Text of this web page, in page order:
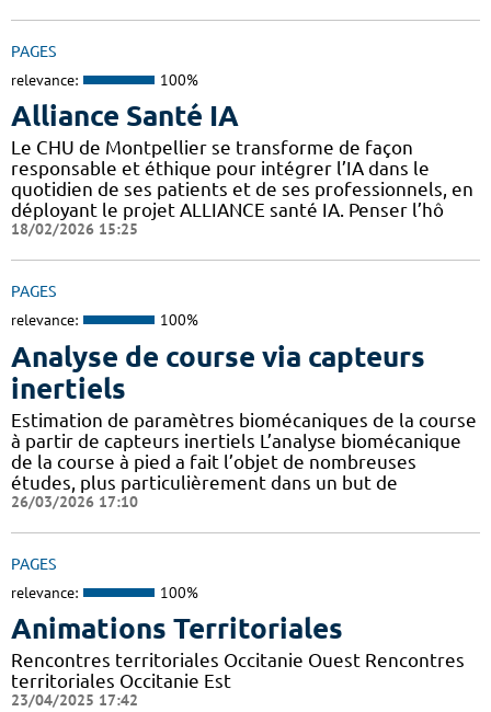
PAGES
relevance: 100%
Alliance Santé IA
Le CHU de Montpellier se transforme de façon
responsable et éthique pour intégrer l’IA dans le
quotidien de ses patients et de ses professionnels, en
déployant le projet ALLIANCE santé IA. Penser l’hô
18/02/2026 15:25
PAGES
relevance: 100%
Analyse de course via capteurs
inertiels
Estimation de paramètres biomécaniques de la course
à partir de capteurs inertiels L’analyse biomécanique
de la course à pied a fait l’objet de nombreuses
études, plus particulièrement dans un but de
26/03/2026 17:10
PAGES
relevance: 100%
Animations Territoriales
Rencontres territoriales Occitanie Ouest Rencontres
territoriales Occitanie Est
23/04/2025 17:42